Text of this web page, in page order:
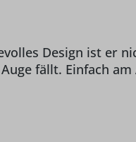
Design ist er
fällt. Einfach